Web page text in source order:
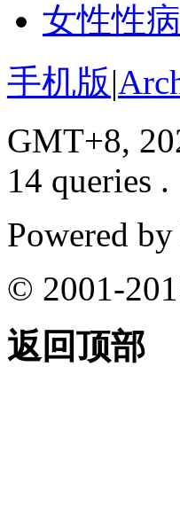
女性性病
手机版|
GMT+8,
14 queries .
Powered by
© 2001-
返回顶部